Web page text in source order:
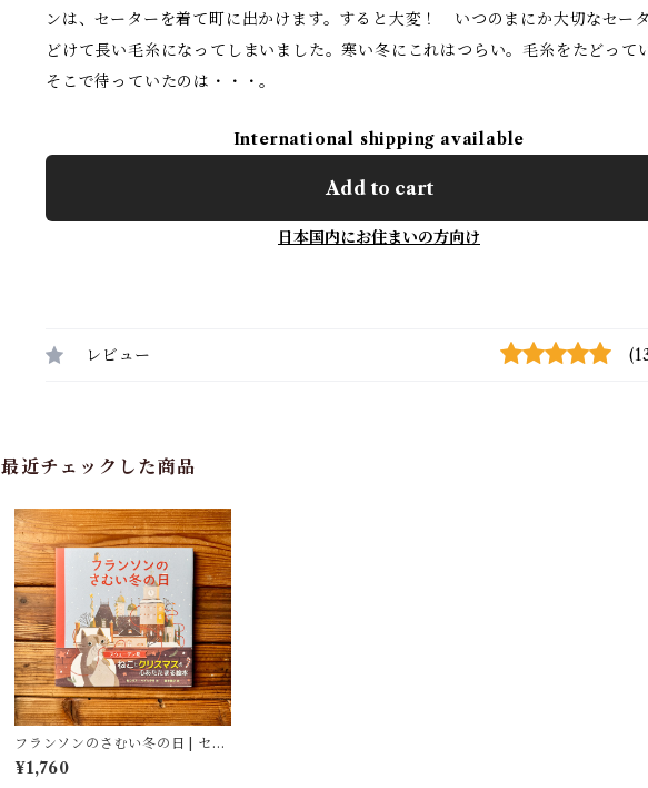
ンは、セーターを着て町に出かけます。すると大変！ いつのまにか大切なセー
どけて長い毛糸になってしまいました。寒い冬にこれはつらい。毛糸をたどって
そこで待っていたのは・・・。
International shipping available
Add to cart
日本国内にお住まいの方向け
レビュー
最近チェックした商品
フランソンのさむい冬の日 | セシ
リア・ヘイッキラ, 菱木 晃子(訳)
¥1,760